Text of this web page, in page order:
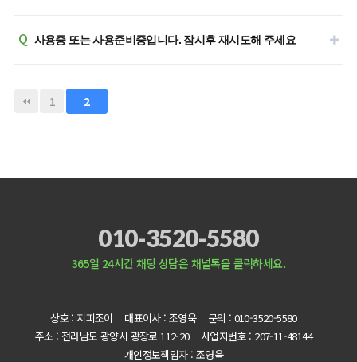
Q 사용중 또는 사용준비중입니다. 잠시후 재시도해 주세요
1 2
010-3520-5580
365일 24시간 채팅 상담은 채널톡을 클릭하세요.
상호 : 지피조이 대표이사 : 조영욱
문의 : 010-3520-5580
주소 : 전라남도 광양시 광장로 112-20
사업자번호 : 207-11-48144
개인정보책임자 : 조영욱